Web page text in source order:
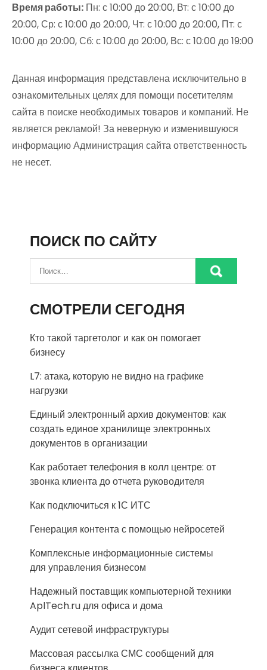
Время работы: Пн: с 10:00 до 20:00, Вт: с 10:00 до
20:00, Ср: с 10:00 до 20:00, Чт: с 10:00 до 20:00, Пт: с
10:00 до 20:00, Сб: с 10:00 до 20:00, Вс: с 10:00 до 19:00
Данная информация представлена исключительно в
ознакомительных целях для помощи посетителям
сайта в поиске необходимых товаров и компаний. Не
является рекламой! За неверную и изменившуюся
информацию Администрация сайта ответственность
не несет.
ПОИСК ПО САЙТУ
СМОТРЕЛИ СЕГОДНЯ
Кто такой таргетолог и как он помогает
бизнесу
L7: атака, которую не видно на графике
нагрузки
Единый электронный архив документов: как
создать единое хранилище электронных
документов в организации
Как работает телефония в колл центре: от
звонка клиента до отчета руководителя
Как подключиться к 1С ИТС
Генерация контента с помощью нейросетей
Комплексные информационные системы
для управления бизнесом
Надежный поставщик компьютерной техники
AplTech.ru для офиса и дома
Аудит сетевой инфраструктуры
Массовая рассылка СМС сообщений для